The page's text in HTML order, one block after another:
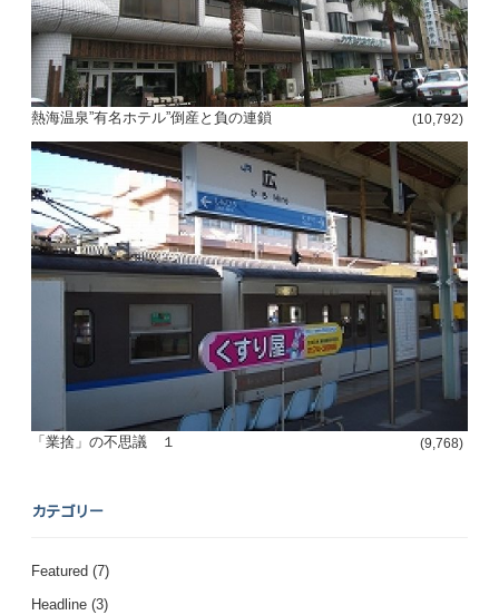
熱海温泉”有名ホテル”倒産と負の連鎖 (10,792)
「業捨」の不思議 １ (9,768)
カテゴリー
Featured (7)
Headline (3)